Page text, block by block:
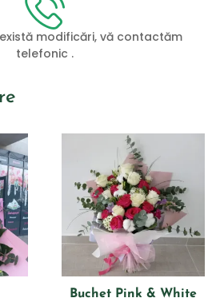
modificări, vă contactăm
telefonic .
Buchet Pink & White